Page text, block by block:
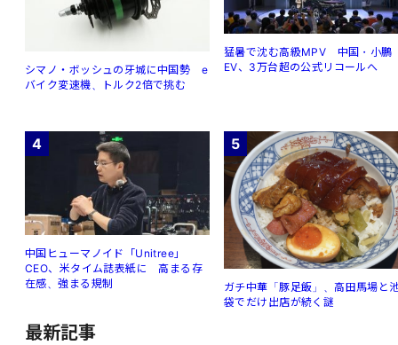
シマノ・ボッシュの牙城に中国勢 e
バイク変速機、トルク2倍で挑む
猛暑で沈む高級MPV 中国・小鵬
EV、3万台超の公式リコールへ
4
中国ヒューマノイド「Unitree」
CEO、米タイム誌表紙に 高まる存
在感、強まる規制
5
ガチ中華「豚足飯」、高田馬場と
袋でだけ出店が続く謎
最新記事